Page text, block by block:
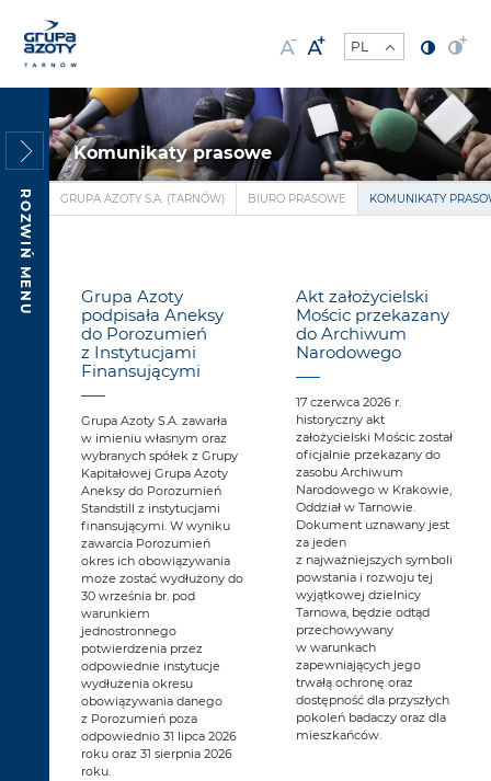
ROZWIŃ MENU
Komunikaty prasowe
GRUPA AZOTY S.A. (TARNÓW) BIURO PRASOWE KOMUNIKATY
Grupa Azoty
podpisała Aneksy
do Porozumień
z Instytucjami
Finansującymi
Grupa Azoty S.A. zawarła
w imieniu własnym oraz
wybranych spółek z Grupy
Kapitałowej Grupa Azoty
Aneksy do Porozumień
Standstill z instytucjami
finansującymi. W wyniku
zawarcia Porozumień
okres ich obowiązywania
może zostać wydłużony do
30 września br. pod
warunkiem
jednostronnego
potwierdzenia przez
odpowiednie instytucje
wydłużenia okresu
obowiązywania danego
z Porozumień poza
odpowiednio 31 lipca 2026
roku oraz 31 sierpnia 2026
roku.
Akt założycielski
Mościc przekazany
do Archiwum
Narodowego
17 czerwca 2026 r.
historyczny akt
założycielski Mościc został
oficjalnie przekazany do
zasobu Archiwum
Narodowego w Krakowie,
Oddział w Tarnowie.
Dokument uznawany jest
za jeden
z najważniejszych symboli
powstania i rozwoju tej
wyjątkowej dzielnicy
Tarnowa, będzie odtąd
przechowywany
w warunkach
zapewniających jego
trwałą ochronę oraz
dostępność dla przyszłych
pokoleń badaczy oraz dla
mieszkańców.